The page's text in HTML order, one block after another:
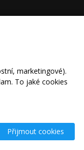
marketingové).
To jaké cookies
Přijmout cookies